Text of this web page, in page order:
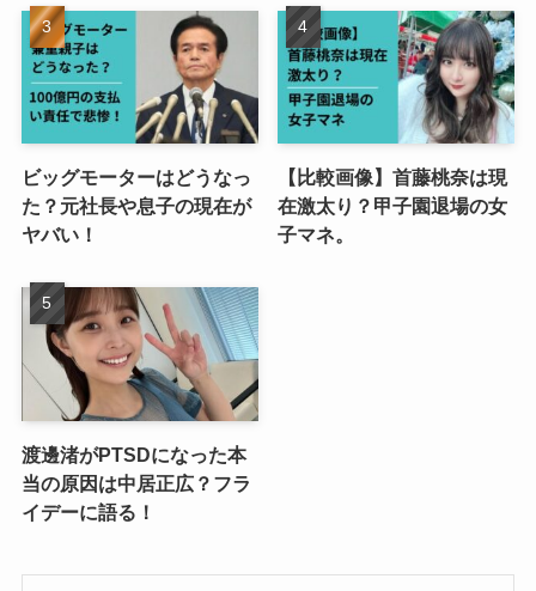
ビッグモーターはどうなっ
た？元社長や息子の現在が
ヤバい！
【比較画像】首藤桃奈は現
在激太り？甲子園退場の女
子マネ。
渡邊渚がPTSDになった本
当の原因は中居正広？フラ
イデーに語る！